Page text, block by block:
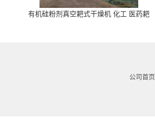
有机硅粉剂真空耙式干燥机 化工 医药耙
公司首页